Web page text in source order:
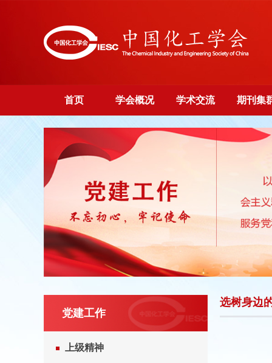
首页 学会概况 学术交流 期刊集
党建工作
上级精神
选树身边